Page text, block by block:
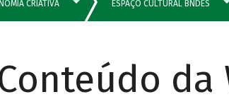
da